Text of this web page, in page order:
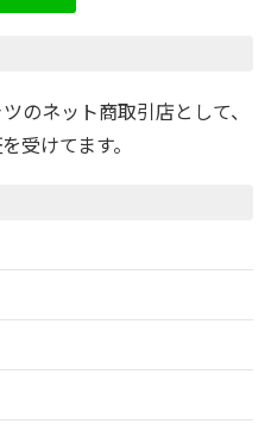
のネット商取引店として、
受けてます。